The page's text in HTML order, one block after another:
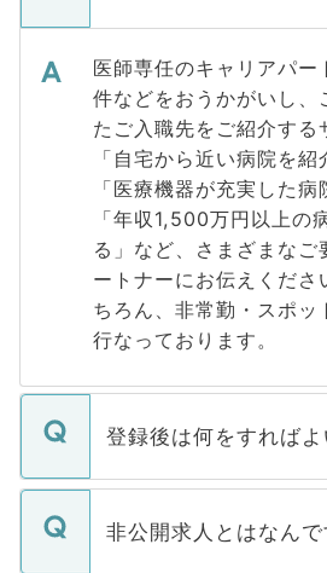
医師専任のキャリアパー
件などをおうかがいし、
たご入職先をご紹介する
「自宅から近い病院を紹
「医療機器が充実した病
「年収1,500万円以上の
る」など、さまざまなご
ートナーにお伝えくださ
ちろん、非常勤・スポッ
行なっております。
登録後は何をすれば
ご登録いただきましたら
登録内容を確認し、その
非公開求人とはなんで